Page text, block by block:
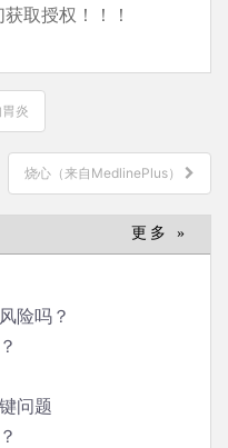
取授权！！！
炎
烧心（来自MedlinePlus）
更多 »
险吗？
问题